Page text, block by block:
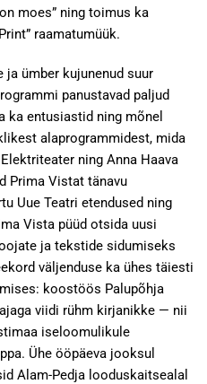
moes” ning toimus ka
raamatumüük.
ümber kujunenud suur
panustavad paljud
ka entusiastid ning mõnel
alaprogrammidest, mida
ning Anna Haava
Prima Vistat tänavu
Uue Teatri etendused ning
Vista püüd otsida uusi
ja tekstide sidumiseks
väljenduse ka ühes täiesti
koostöös Palupõhja
viidi rühm kirjanikke — nii
iseloomulikule
Ühe ööpäeva jooksul
Alam-Pedja looduskaitsealal